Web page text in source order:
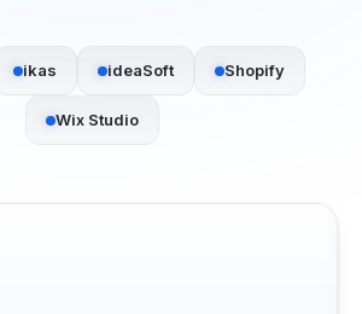
ikas ideaSoft Shopify
Wix Studio